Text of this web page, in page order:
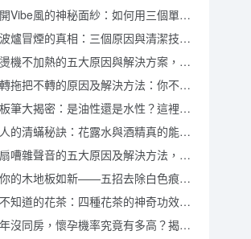
風的神秘面紗：如何用三個單品成為潮流的引領者
冒煙的真相：三個原因與清潔技巧，讓你再也不必擔心！
不加熱的五大原因與解決方案，讓你的衣物永保平整
拖把不轉的原因及解決方法：你不可不知的三大技巧
筆大揭密：是油性還是水性？這裡有你不知道的真相！
的清蟎秘訣：花露水與酒精真的能解決蟎蟲困擾嗎？
嘈雜聲音的五大原因及解決方法，你了解嗎？
的木地板如新——五招去除白色痕跡的小妙招
知道的花茶：四種花茶的神奇功效與DIY方法
同房，懷孕機率究竟有多高？揭開懷孕的神秘面紗！